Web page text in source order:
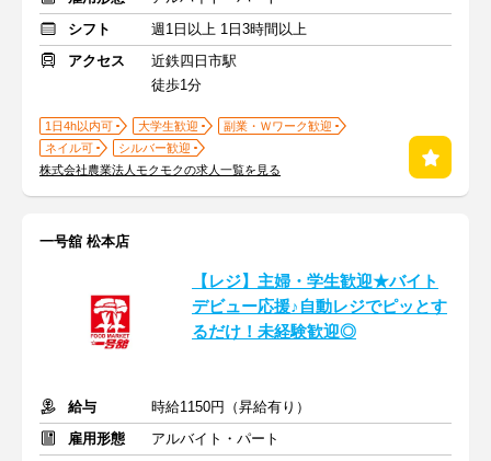
シフト
週1日以上 1日3時間以上
アクセス
近鉄四日市駅
徒歩1分
1日4h以内可 大学生歓迎
副業・Ｗワーク歓迎
ネイル可
シルバー歓迎
株式会社農業法人モクモクの求人一覧を見る
一号舘 松本店
【レジ】主婦・学生歓迎★バイト
デビュー応援♪自動レジでピッとす
るだけ！未経験歓迎◎
給与
時給1150円（昇給有り）
雇用形態
アルバイト・パート